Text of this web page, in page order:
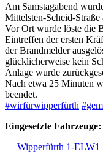
Am Samstagabend
Mittelsten-Scheid-Straße
Vor Ort wurde löste die
Eintreffen der ersten
der Brandmelder
glücklicherweise kein
Anlage wurde
Nach etwa 25 Minuten
beendet.
#wirfürwipperfürth
Eingesetzte Fahrzeuge:
Wipperfürth 1-ELW1